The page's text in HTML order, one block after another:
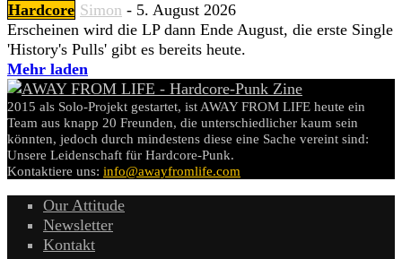
Hardcore Simon - 5. August 2026
Erscheinen wird die LP dann Ende August, die erste Single
'History's Pulls' gibt es bereits heute.
Mehr laden
2015 als Solo-Projekt gestartet, ist AWAY FROM LIFE heute ein
Team aus knapp 20 Freunden, die unterschiedlicher kaum sein
könnten, jedoch durch mindestens diese eine Sache vereint sind:
Unsere Leidenschaft für Hardcore-Punk.
Kontaktiere uns: info@awayfromlife.com
Our Attitude
Newsletter
Kontakt